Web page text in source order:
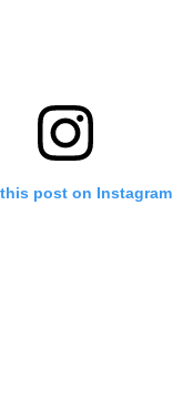
post on Instagram